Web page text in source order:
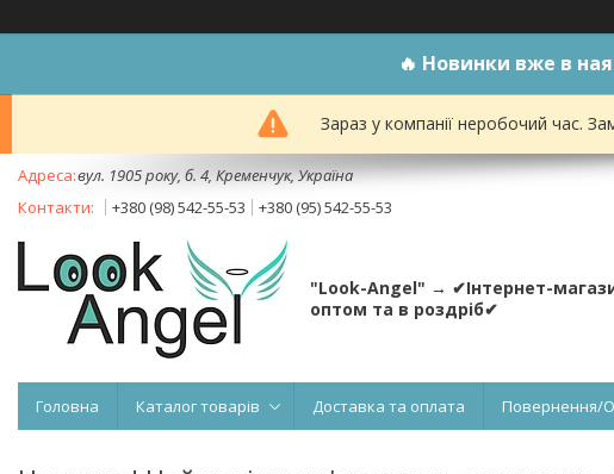
🔥 Новинки вже в
Зараз у компанії неробочий час.
вул. 1905 року, б. 4, Кременчук, Україна
+380 (98) 542-55-53
+380 (95) 542-55-53
"Look-Angel" → ✔Інтернет-
оптом та в роздріб✔
Головна Каталог товарів Доставка та оплата Повернення/